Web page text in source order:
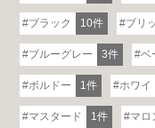
ブラック 10件 ブリ
ブルーグレー 3件 ベ
ボルドー 1件 ホワイ
マスタード 1件 マロ